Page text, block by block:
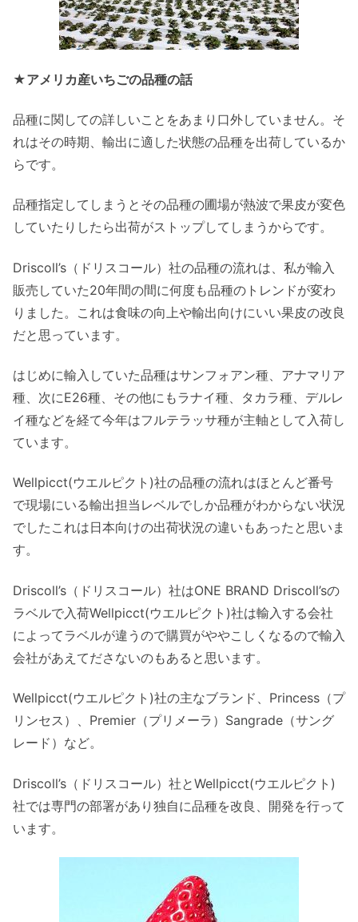
★アメリカ産いちごの品種の話
品種に関しての詳しいことをあまり口外していません。そ
れはその時期、輸出に適した状態の品種を出荷しているか
らです。
品種指定してしまうとその品種の圃場が熱波で果皮が変色
していたりしたら出荷がストップしてしまうからです。
Driscoll’s（ドリスコール）社の品種の流れは、私が輸入
販売していた20年間の間に何度も品種のトレンドが変わ
りました。これは食味の向上や輸出向けにいい果皮の改良
だと思っています。
はじめに輸入していた品種はサンフォアン種、アナマリア
種、次にE26種、その他にもラナイ種、タカラ種、デルレ
イ種などを経て今年はフルテラッサ種が主軸として入荷し
ています。
Wellpicct(ウエルピクト)社の品種の流れはほとんど番号
で現場にいる輸出担当レベルでしか品種がわからない状況
でしたこれは日本向けの出荷状況の違いもあったと思いま
す。
Driscoll’s（ドリスコール）社はONE BRAND Driscoll’sの
ラベルで入荷Wellpicct(ウエルピクト)社は輸入する会社
によってラベルが違うので購買がややこしくなるので輸入
会社があえてださないのもあると思います。
Wellpicct(ウエルピクト)社の主なブランド、Princess（プ
リンセス）、Premier（プリメーラ）Sangrade（サング
レード）など。
Driscoll’s（ドリスコール）社とWellpicct(ウエルピクト)
社では専門の部署があり独自に品種を改良、開発を行って
います。